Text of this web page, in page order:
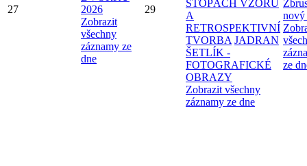
27
2026
Zobrazit
všechny
záznamy ze
dne
29
STOPÁCH VZORŮ
A
RETROSPEKTIVNÍ
TVORBA JADRAN
ŠETLÍK -
FOTOGRAFICKÉ
OBRAZY
Zobrazit všechny
záznamy ze dne
nový
ze